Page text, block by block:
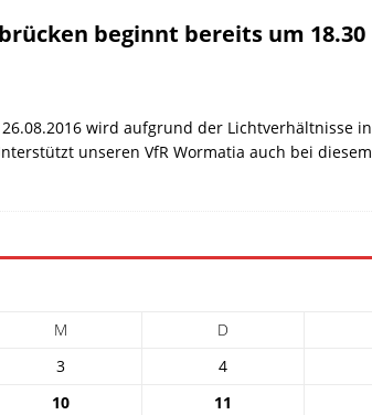
beginnt bereits um 18.30
wird aufgrund der Lichtverhältnisse in
unseren VfR Wormatia auch bei diesem
M D
3 4
10 11